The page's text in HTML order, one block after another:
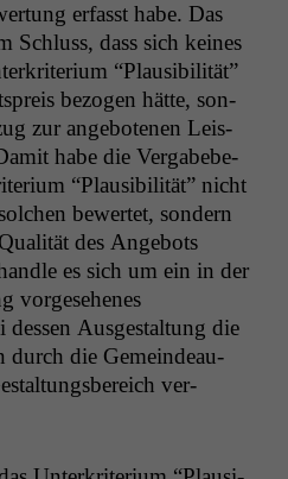
erfasst habe. Das
Schluss, dass sich keines
“Plau­si­bil­ität”
bezo­gen hätte, son­
zur ange­bote­nen Leis­
habe die Ver­gabebe­
“Plau­si­bil­ität” nicht
bew­ertet, son­dern
des Ange­bots
es sich um ein in der
vorge­se­henes
Aus­gestal­tung die
durch die Gemein­deau­
ver­